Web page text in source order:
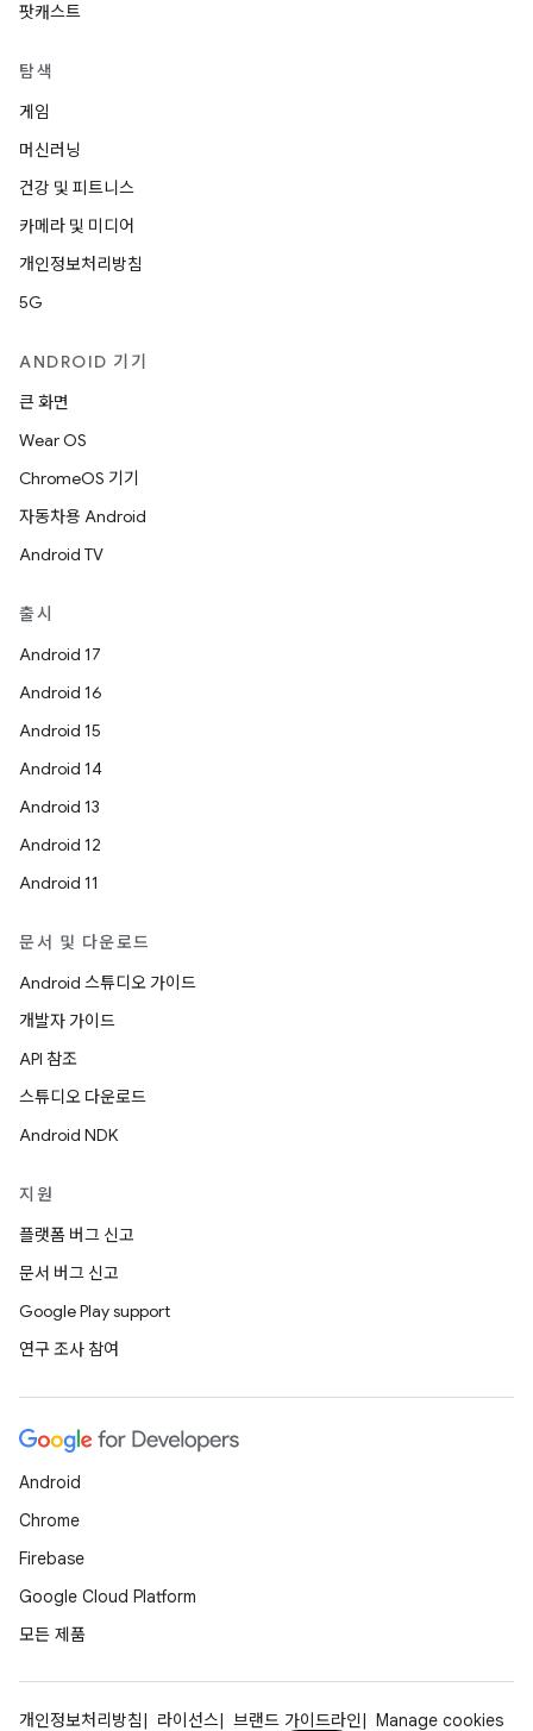
팟캐스트
탐색
게임
머신러닝
건강 및 피트니스
카메라 및 미디어
개인정보처리방침
5G
ANDROID 기기
큰 화면
Wear OS
ChromeOS 기기
자동차용 Android
Android TV
출시
Android 17
Android 16
Android 15
Android 14
Android 13
Android 12
Android 11
문서 및 다운로드
Android 스튜디오 가이드
개발자 가이드
API 참조
스튜디오 다운로드
Android NDK
지원
플랫폼 버그 신고
문서 버그 신고
Google Play support
연구 조사 참여
Android
Chrome
Firebase
Google Cloud Platform
모든 제품
개인정보처리방침 라이선스 브랜드 가이드라인 Manage cookies